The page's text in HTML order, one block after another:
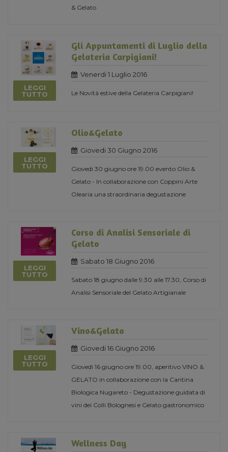
& Gelato
LEGGI
TUTTO
Gli Appuntamenti di Luglio della
Gelateria Carpigiani!
Venerdi 1 Luglio 2016
Le Novità estive della Gelateria Carpigiani!
LEGGI
TUTTO
Olio&Gelato
Giovedi 30 Giugno 2016
Giovedi 30 giugno ore 19.00 evento Olio &
Gelato - In collaborazione con Coppini Arte
Olearia una straordinaria degustazione
LEGGI
TUTTO
Corso di Analisi Sensoriale di
Gelato
Sabato 18 Giugno 2016
Sabato 18 giugno dalle 9.30 alle 17.30, Corso di
Analisi Sensoriale del Gelato Artigianale
LEGGI
TUTTO
Vino&Gelato
Giovedi 16 Giugno 2016
Giovedì 16 giugno ore 19.00, aperitivo VINO &
GELATO in collaborazione con la Cantina
Biologica Nugareto - Degustazione guidata di
vini dei Colli Bolognesi e Gelato gastronomico
Wellness Day